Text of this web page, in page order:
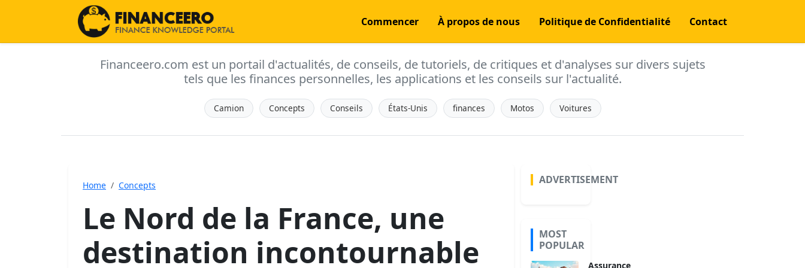
Commencer À propos de nous Politique de Confidentialité Contact
Financeero.com est un portail d'actualités, de conseils, de tutoriels, de critiques et d'analyses sur divers sujets
tels que les finances personnelles, les applications et les conseils sur l'actualité.
Camion Concepts Conseils États-Unis finances Motos Voitures
Home Concepts
Le Nord de la France, une
destination incontournable
ADVERTISEMENT
MOST
POPULAR
Assurance